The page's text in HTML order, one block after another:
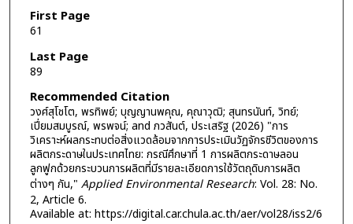
First Page
61
Last Page
89
Recommended Citation
วงศ์สุโชโต, พรทิพย์; บุญญานพคุณ, คุณาวุฒิ; สุนทรนันท์, วิทย์;
เปี่ยมสมบูรณ์, พรพจน์; and ภวสันต์, ประเสริฐ (2026) "การ
วิเคราะห์ผลกระทบต่อสิ่งแวดล้อมจากการประเมินวัฏจักรชีวิตของการ
ผลิตกระดาษในประเทศไทย: กรณีศึกษาที่ 1 การผลิตกระดาษลอน
ลูกฟูกด้วยกระบวนการผลิตที่มีรายละเอียดการใช้วัตถุดิบการผลิต
ต่างๆ กัน," Applied Environmental Research: Vol. 28: No.
2, Article 6.
Available at: https://digital.car.chula.ac.th/aer/vol28/iss2/6